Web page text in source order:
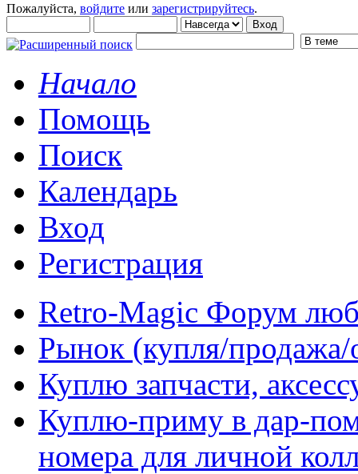
Пожалуйста, войдите или зарегистрируйтесь.
Начало
Помощь
Поиск
Календарь
Вход
Регистрация
Retro-Magic Форум
Рынок (купля/продажа/
Куплю запчасти,
Куплю-приму в дар-
номера для личной